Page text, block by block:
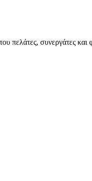
συνεργάτες και